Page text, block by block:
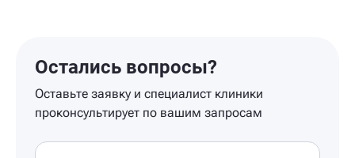
Остались вопросы?
Оставьте заявку и специалист клиники
проконсультирует по вашим запросам